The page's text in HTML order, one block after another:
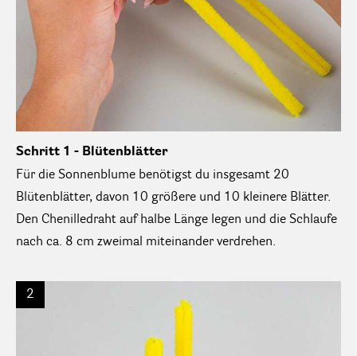
Schritt 1 - Blütenblätter
Für die Sonnenblume benötigst du insgesamt 20
Blütenblätter, davon 10 größere und 10 kleinere Blätter.
Den Chenilledraht auf halbe Länge legen und die Schlaufe
nach ca. 8 cm zweimal miteinander verdrehen.
2